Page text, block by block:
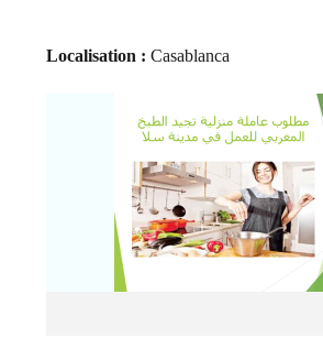
Localisation : Casablanca